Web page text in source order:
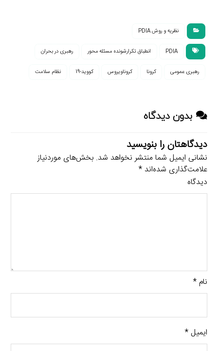
نظریه و روش PDIA
PDIA انطباق تکرارشونده مسئله محور رهبری در بحران
رهبری عمومی کرونا کروناویروس کووید-19 نظام سلامت
بدون دیدگاه
دیدگاهتان را بنویسید
نشانی ایمیل شما منتشر نخواهد شد. بخش‌های موردنیاز
علامت‌گذاری شده‌اند*
دیدگاه
نام*
ایمیل*